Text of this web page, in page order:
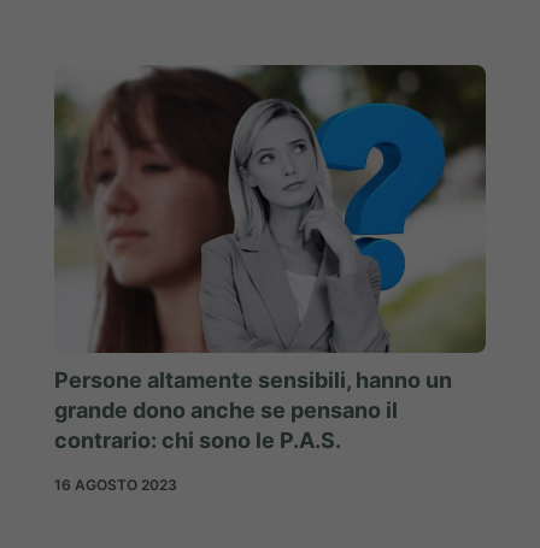
Persone altamente sensibili, hanno un
grande dono anche se pensano il
contrario: chi sono le P.A.S.
16 AGOSTO 2023